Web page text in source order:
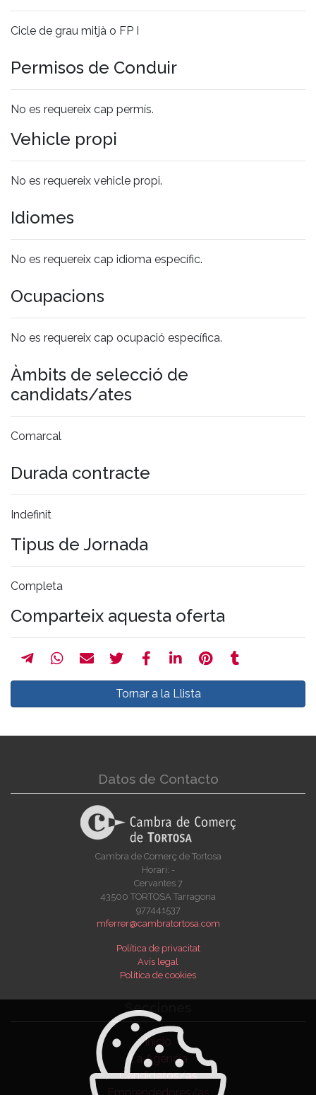
Cicle de grau mitjà o FP I
Permisos de Conduir
No es requereix cap permís.
Vehicle propi
No es requereix vehicle propi.
Idiomes
No es requereix cap idioma específic.
Ocupacions
No es requereix cap ocupació específica.
Àmbits de selecció de
candidats/ates
Comarcal
Durada contracte
Indefinit
Tipus de Jornada
Completa
Comparteix aquesta oferta
Tornar a la Llista
Datos de Contacto
Cambra de Comerç de Tortosa
Horari: -
Cervantes 7
43500 TORTOSA Tarragona
977441537
mferrer@cambratortosa.com
Política de privacitat
Avís legal
Política de cookies
Secciones
Inicio
La Agencia
Candidatos/as